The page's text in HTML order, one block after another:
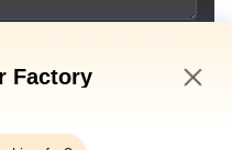
Factory